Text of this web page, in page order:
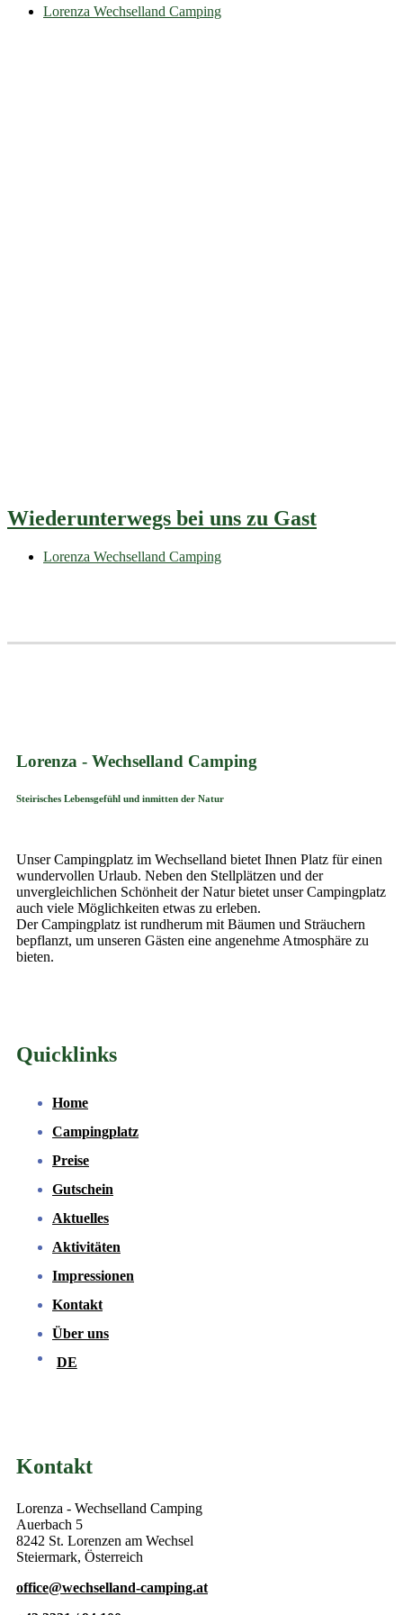
Lorenza Wechselland Camping
Wiederunterwegs bei uns zu Gast
Lorenza Wechselland Camping
Lorenza - Wechselland Camping
Steirisches Lebensgefühl und inmitten der Natur
Unser Campingplatz im Wechselland bietet Ihnen Platz für einen
wundervollen Urlaub. Neben den Stellplätzen und der
unvergleichlichen Schönheit der Natur bietet unser Campingplatz
auch viele Möglichkeiten etwas zu erleben.
Der Campingplatz ist rundherum mit Bäumen und Sträuchern
bepflanzt, um unseren Gästen eine angenehme Atmosphäre zu
bieten.
Quicklinks
Home
Campingplatz
Preise
Gutschein
Aktuelles
Aktivitäten
Impressionen
Kontakt
Über uns
DE
Kontakt
Lorenza - Wechselland Camping
Auerbach 5
8242 St. Lorenzen am Wechsel
Steiermark, Österreich
office@wechselland-camping.at